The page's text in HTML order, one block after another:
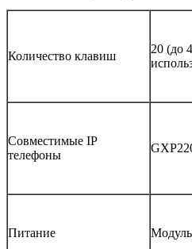
Количество клавиш
20 (до
Совместимые IP
телефоны
Питание